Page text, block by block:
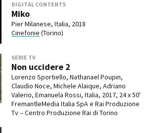
DIGITAL CONTENTS
Miko
Pier Milanese, Italia, 2018
Cinefonie (Torino)
SERIE TV
Non uccidere 2
Lorenzo Sportiello, Nathanael Poupin,
Claudio Noce, Michele Alaique, Adriano
Valerio, Emanuela Rossi, Italia, 2017, 24 x 50'
FremantleMedia Italia SpA e Rai Produzione
Tv – Centro Produzione Rai di Torino